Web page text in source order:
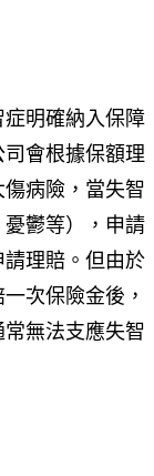
明確納入保障
會根據保額理
病險，當失智
鬱等），申請
理賠。但由於
次保險金後，
無法支應失智